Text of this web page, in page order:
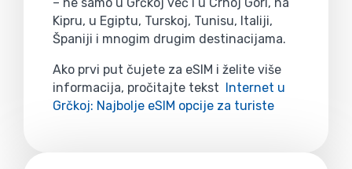
Kipru, u Egiptu, Turskoj, Tunisu, Italiji,
Španiji i mnogim drugim destinacijama.
Ako prvi put čujete za eSIM i želite više
informacija, pročitajte tekst Internet u
Grčkoj: Najbolje eSIM opcije za turiste